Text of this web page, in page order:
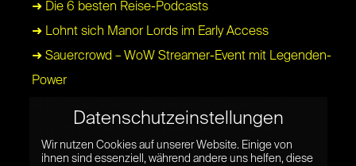
➜ Die 6 besten Reise-Podcasts
➜ Lohnt sich Manor Lords im Early Access
➜ Sauercrowd – WoW Streamer-Event mit Legenden-
Power
➜ Nicht an der Börse – Wie Valve den Regeln der
Wirtschaft trotzt
Datenschutzeinstellungen
Wir nutzen Cookies auf unserer Website. Einige von
ihnen sind essenziell, während andere uns helfen, diese